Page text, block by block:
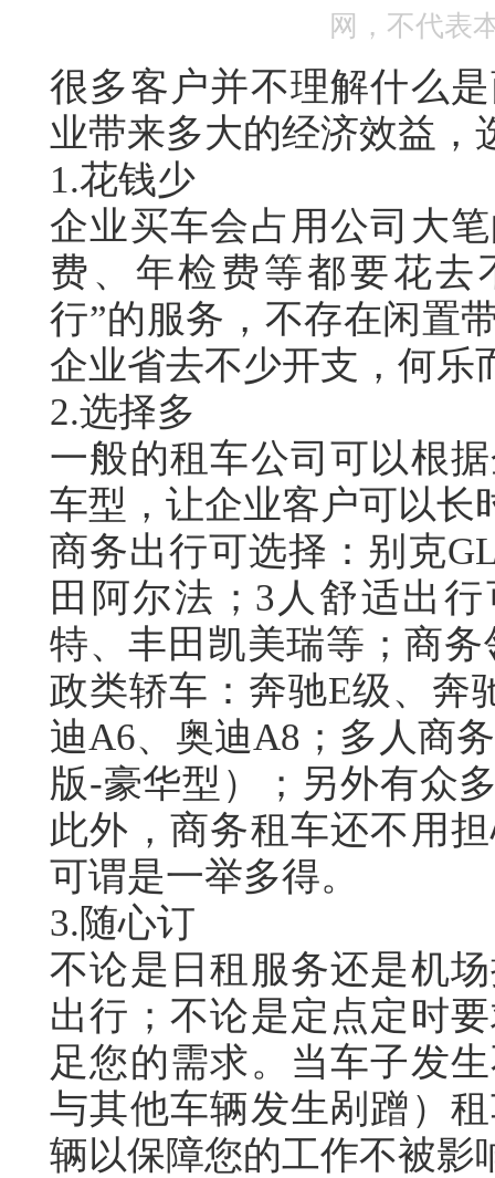
网，不代表
很多客户并不理解什么
业带来多大的经济效益，
1.花钱少
企业买车会占用公司大
费、年检费等都要花
行”的服务，不存在闲置
企业省去不少开支，何乐
2.选择多
一般的租车公司可以根
车型，让企业客户可以长
商务出行可选择：别克
田阿尔法； 3 人舒适出
特、丰田凯美瑞等；商
政类轿车：奔驰E级、奔
迪A6、奥迪A8 ；多人商
版-豪华型）；另外有众
此外，商务租车还不用
可谓是一举多得。
3.随心订
不论是日租服务还是机
出行；不论是定点定时
足您的需求。当车子发
与其他车辆发生剐蹭）
辆以保障您的工作不被影